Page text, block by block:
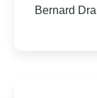
Bernard